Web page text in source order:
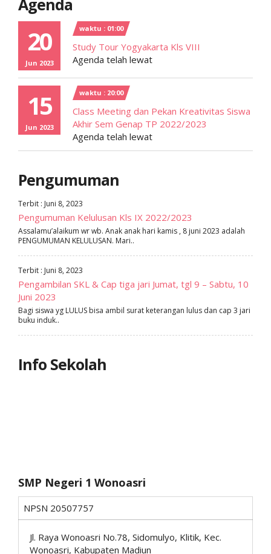
Agenda
20
Jun 2023
waktu : 01:00
Study Tour Yogyakarta Kls VIII
Agenda telah lewat
15
Jun 2023
waktu : 20:00
Class Meeting dan Pekan Kreativitas Siswa
Akhir Sem Genap TP 2022/2023
Agenda telah lewat
Pengumuman
Terbit : Juni 8, 2023
Pengumuman Kelulusan Kls IX 2022/2023
Assalamu’alaikum wr wb. Anak anak hari kamis , 8 juni 2023 adalah
PENGUMUMAN KELULUSAN. Mari..
Terbit : Juni 8, 2023
Pengambilan SKL & Cap tiga jari Jumat, tgl 9 – Sabtu, 10
Juni 2023
Bagi siswa yg LULUS bisa ambil surat keterangan lulus dan cap 3 jari
buku induk..
Info Sekolah
SMP Negeri 1 Wonoasri
NPSN 20507757
Jl. Raya Wonoasri No.78, Sidomulyo, Klitik, Kec.
Wonoasri, Kabupaten Madiun